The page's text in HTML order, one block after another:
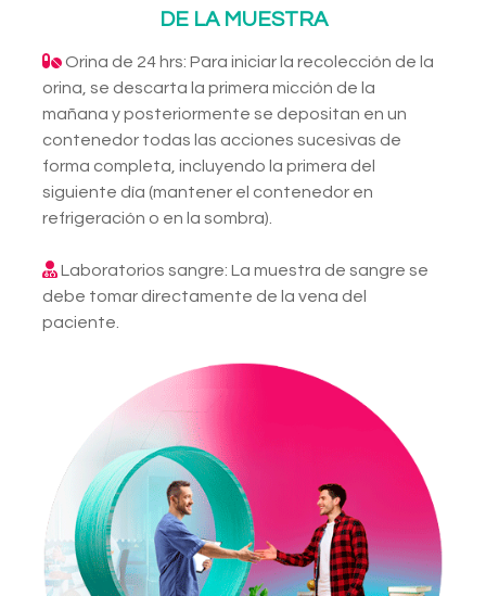
DE LA MUESTRA
Orina de 24 hrs: Para iniciar la recolección de la
orina, se descarta la primera micción de la
mañana y posteriormente se depositan en un
contenedor todas las acciones sucesivas de
forma completa, incluyendo la primera del
siguiente día (mantener el contenedor en
refrigeración o en la sombra).
Laboratorios sangre: La muestra de sangre se
debe tomar directamente de la vena del
paciente.